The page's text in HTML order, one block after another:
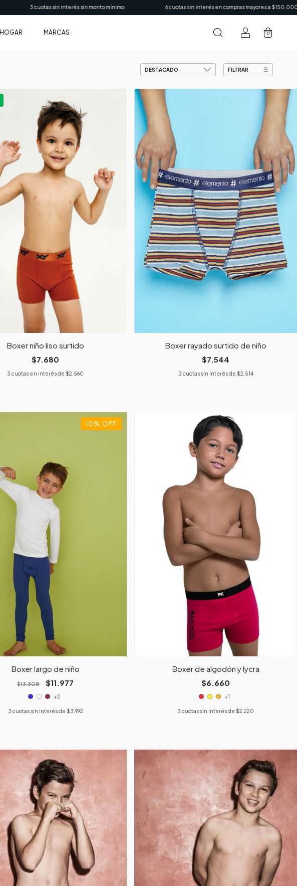
6 cuotas sin interés en compras mayores a $150.000 15% OFF con
HOGAR MARCAS 0
FILTRAR
Boxer niño liso surtido
$7.680
3 cuotas sin interés de $2.560
Boxer rayado surtido de niño
$7.544
3 cuotas sin interés de $2.514
10% OFF
Boxer largo de niño
$13.308 $11.977
+2
3 cuotas sin interés de $3.992
Boxer de algodón y lycra
$6.660
+1
3 cuotas sin interés de $2.220